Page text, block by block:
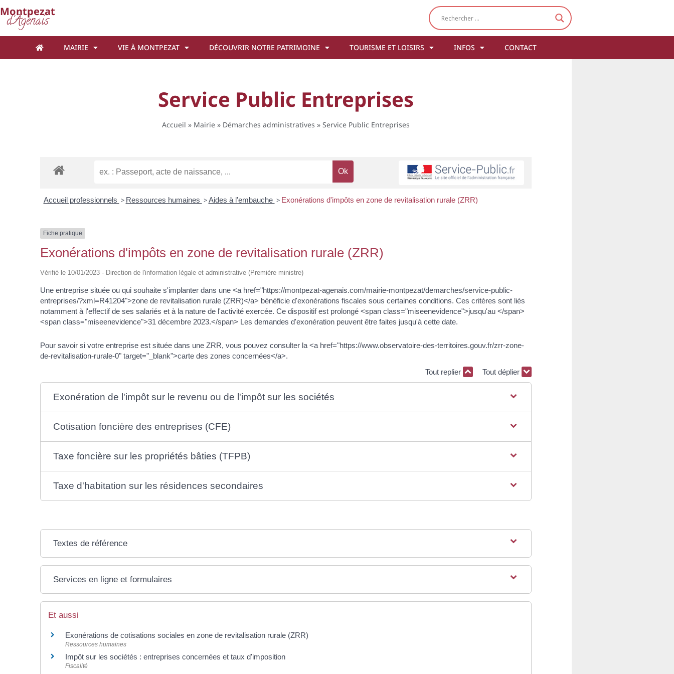
Montpezat
d'Agenais
MAIRIE VIE À MONTPEZAT DÉCOUVRIR NOTRE PATRIMOINE TOURISME ET LOISIRS INFOS CONTACT
Service Public Entreprises
Accueil » Mairie » Démarches administratives » Service Public Entreprises
Accueil professionnels > Ressources humaines > Aides à l'embauche > Exonérations d'impôts en zone de revitalisation rurale (ZRR)
Fiche pratique
Exonérations d'impôts en zone de revitalisation rurale (ZRR)
Vérifié le 10/01/2023 - Direction de l'information légale et administrative (Première ministre)
Une entreprise située ou qui souhaite s'implanter dans une <a href="https://montpezat-agenais.com/mairie-montpezat/demarches/service-public-
entreprises/?xml=R41204">zone de revitalisation rurale (ZRR)</a> bénéficie d'exonérations fiscales sous certaines conditions. Ces critères sont liés
notamment à l'effectif de ses salariés et à la nature de l'activité exercée. Ce dispositif est prolongé <span class="miseenevidence">jusqu'au </span>
<span class="miseenevidence">31 décembre 2023.</span> Les demandes d'exonération peuvent être faites jusqu'à cette date.
Pour savoir si votre entreprise est située dans une ZRR, vous pouvez consulter la <a href="https://www.observatoire-des-territoires.gouv.fr/zrr-zone-
de-revitalisation-rurale-0" target="_blank">carte des zones concernées</a>.
Tout replier
Tout déplier
Exonération de l'impôt sur le revenu ou de l'impôt sur les sociétés
Cotisation foncière des entreprises (CFE)
Taxe foncière sur les propriétés bâties (TFPB)
Taxe d'habitation sur les résidences secondaires
Textes de référence
Services en ligne et formulaires
Et aussi
Exonérations de cotisations sociales en zone de revitalisation rurale (ZRR)
Ressources humaines
Impôt sur les sociétés : entreprises concernées et taux d'imposition
Fiscalité
Cookies management panel